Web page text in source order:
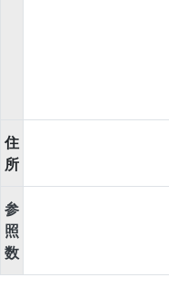
住
所
参
照
数